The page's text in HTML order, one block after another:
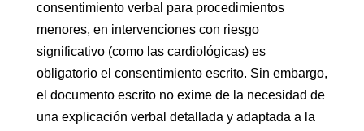
consentimiento verbal para procedimientos
menores, en intervenciones con riesgo
significativo (como las cardiológicas) es
obligatorio el consentimiento escrito. Sin embargo,
el documento escrito no exime de la necesidad de
una explicación verbal detallada y adaptada a la